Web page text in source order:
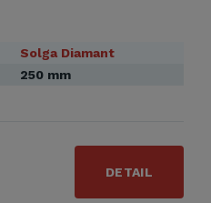
Solga Diamant
250 mm
DETAIL